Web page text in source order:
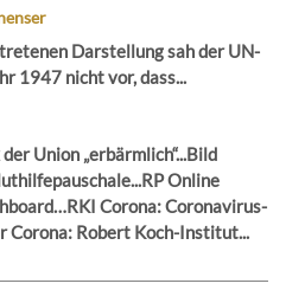
Darstellung sah der UN-
1947 nicht vor, dass...
Union „erbärmlich“...Bild
Online
Corona: Coronavirus-
Robert Koch-Institut...